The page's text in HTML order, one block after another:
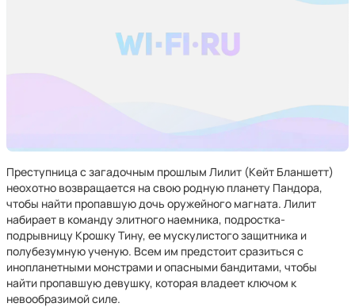
Преступница с загадочным прошлым Лилит (Кейт Бланшетт)
неохотно возвращается на свою родную планету Пандора,
чтобы найти пропавшую дочь оружейного магната. Лилит
набирает в команду элитного наемника, подростка-
подрывницу Крошку Тину, ее мускулистого защитника и
полубезумную ученую. Всем им предстоит сразиться с
инопланетными монстрами и опасными бандитами, чтобы
найти пропавшую девушку, которая владеет ключом к
невообразимой силе.